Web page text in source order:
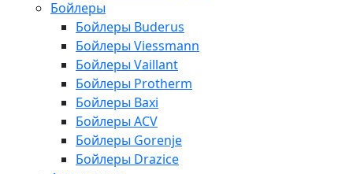
Бойлеры
Бойлеры Buderus
Бойлеры Viessmann
Бойлеры Vaillant
Бойлеры Protherm
Бойлеры Baxi
Бойлеры ACV
Бойлеры Gorenje
Бойлеры Drazice